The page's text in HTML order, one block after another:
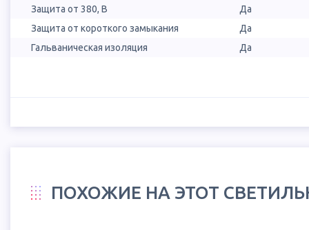
Защита от 380, В
Да
Защита от короткого замыкания
Да
Гальваническая изоляция
Да
ПОХОЖИЕ НА ЭТОТ